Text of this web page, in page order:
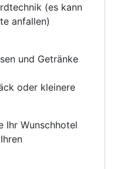
(es kann
anfallen)
und Getränke
oder kleinere
Ihr Wunschhotel